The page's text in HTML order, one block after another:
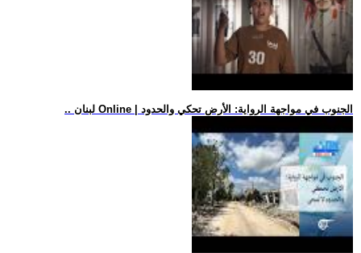
.. لبنان Online | الجنوب في مواجهة الرواية: الأرض تحكي والحدود